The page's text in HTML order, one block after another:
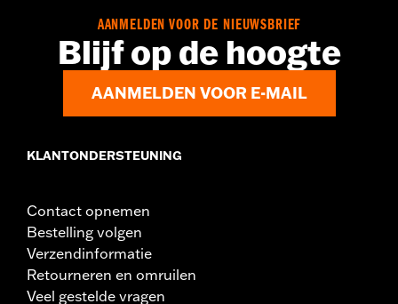
AANMELDEN VOOR DE NIEUWSBRIEF
Blijf op de hoogte
AANMELDEN VOOR E-MAIL
KLANTONDERSTEUNING
Contact opnemen
Bestelling volgen
Verzendinformatie
Retourneren en omruilen
Veel gestelde vragen